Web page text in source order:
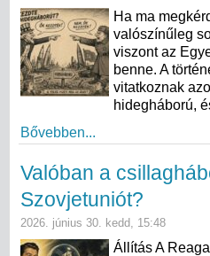
Ha ma
valószínűleg
viszont az
benne. A
vitatkoznak
hidegháború,
Bővebben...
Valóban a
Szovjetuniót?
2026. június 30. kedd, 15:48
Állítás A